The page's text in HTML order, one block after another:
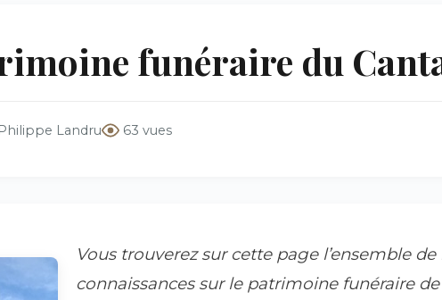
funéraire du
Philippe Landru 63 vues
Vous trouverez sur cette page l’ensemble de
connaissances sur le patrimoine funéraire